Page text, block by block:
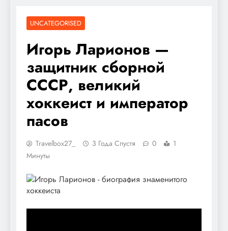
UNCATEGORISED
Игорь Ларионов —
защитник сборной
СССР, великий
хоккеист и император
пасов
Travelbox27_ 3 Года Спустя 0
1
Минуты